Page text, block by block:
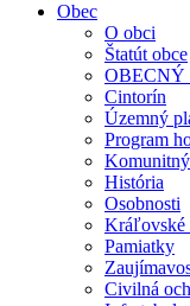
Obec
O obci
Štatút obce
OBECNÝ
Cintorín
Územný
Program
História
Osobnosti
Kráľovské
Pamiatky
Civilná